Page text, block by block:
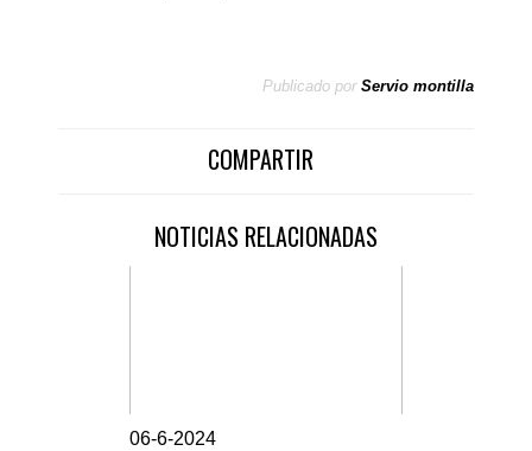
Publicado por Servio montilla
COMPARTIR
NOTICIAS RELACIONADAS
06-6-2024